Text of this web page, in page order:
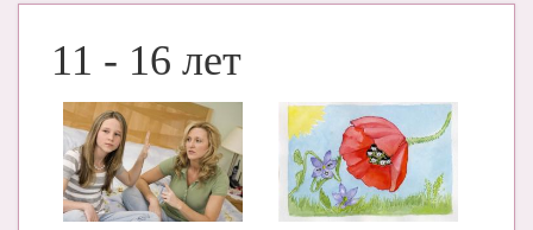
НОВОРОЖДЕННЫЙ
РАЗВИТИЕ
ВОПРОС-ОТВЕТ
11 - 16 лет